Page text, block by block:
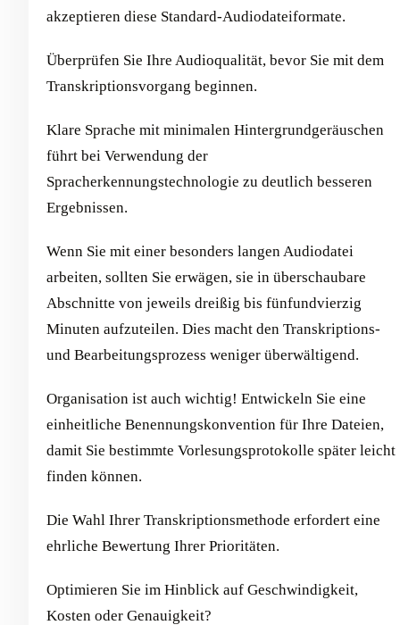
akzeptieren diese Standard-Audiodateiformate.
Überprüfen Sie Ihre Audioqualität, bevor Sie mit dem
Transkriptionsvorgang beginnen.
Klare Sprache mit minimalen Hintergrundgeräuschen
führt bei Verwendung der
Spracherkennungstechnologie zu deutlich besseren
Ergebnissen.
Wenn Sie mit einer besonders langen Audiodatei
arbeiten, sollten Sie erwägen, sie in überschaubare
Abschnitte von jeweils dreißig bis fünfundvierzig
Minuten aufzuteilen. Dies macht den Transkriptions-
und Bearbeitungsprozess weniger überwältigend.
Organisation ist auch wichtig! Entwickeln Sie eine
einheitliche Benennungskonvention für Ihre Dateien,
damit Sie bestimmte Vorlesungsprotokolle später leicht
finden können.
Die Wahl Ihrer Transkriptionsmethode erfordert eine
ehrliche Bewertung Ihrer Prioritäten.
Optimieren Sie im Hinblick auf Geschwindigkeit,
Kosten oder Genauigkeit?